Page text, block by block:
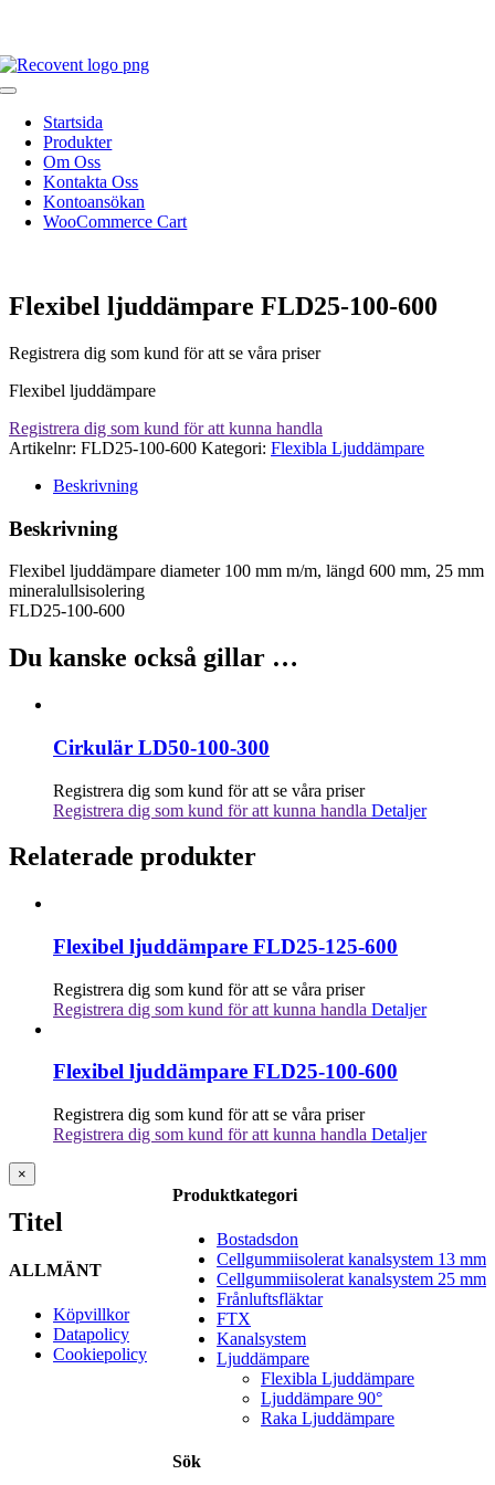
innehållet
Toggle
NavigationStartsida
Produkter
Om Oss
Kontakta Oss
Kontoansökan
WooCommerce Cart
Flexibel ljuddämpare FLD25-100-600
Registrera dig som kund för att se våra priser
Flexibel ljuddämpare
Registrera dig som kund för att kunna handla
Artikelnr: FLD25-100-600 Kategori: Flexibla Ljuddämpare
Beskrivning
Beskrivning
Flexibel ljuddämpare diameter 100 mm m/m, längd 600 mm, 25 mm
mineralullsisolering
FLD25-100-600
Du kanske också gillar …
Cirkulär LD50-100-300
Registrera dig som kund för att se våra priser
Registrera dig som kund för att kunna handla Detaljer
Relaterade produkter
Flexibel ljuddämpare FLD25-125-600
Registrera dig som kund för att se våra priser
Registrera dig som kund för att kunna handla Detaljer
Flexibel ljuddämpare FLD25-100-600
Registrera dig som kund för att se våra priser
Registrera dig som kund för att kunna handla Detaljer
Produktkategori
Bostadsdon
Cellgummiisolerat kanalsystem 13 mm
Cellgummiisolerat kanalsystem 25 mm
Frånluftsfläktar
FTX
Kanalsystem
Ljuddämpare
Flexibla Ljuddämpare
Ljuddämpare 90°
Raka Ljuddämpare
Sök
Stäng
snabbvy
produkten
×
Titel
ALLMÄNT
Köpvillkor
Datapolicy
Cookiepolicy